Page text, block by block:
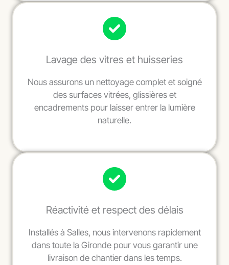
Lavage des vitres et huisseries
Nous assurons un nettoyage complet et soigné
des surfaces vitrées, glissières et
encadrements pour laisser entrer la lumière
naturelle.
Réactivité et respect des délais
Installés à Salles, nous intervenons rapidement
dans toute la Gironde pour vous garantir une
livraison de chantier dans les temps.